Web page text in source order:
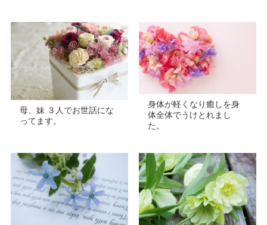
母、妹 ３人でお世話にな
ってます。
身体が軽くなり癒しを身
体全体でうけとれまし
た。